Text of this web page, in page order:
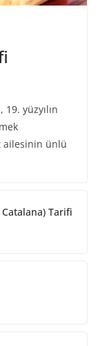
yüzyılın
ailesinin ünlü
Tarifi